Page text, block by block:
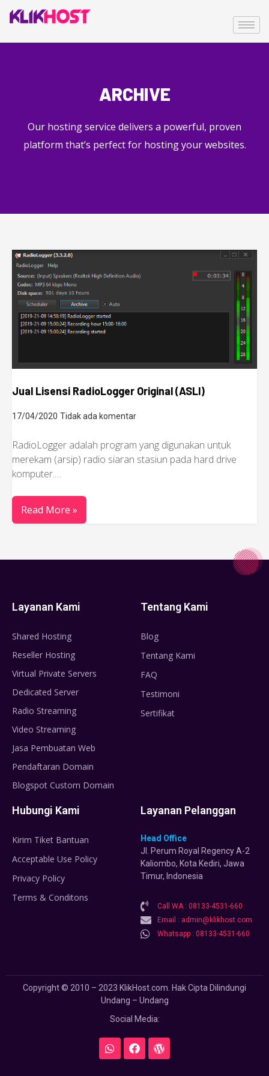
ARCHIVE
Our hosting service delivers a powerful, proven
platform that’s perfect for hosting your websites.
Jual Lisensi RadioLogger Original (ASLI)
17/04/2020 Tidak ada komentar
RadioLogger adalah program yang digunakan untuk
merekam (arsip) radio siaran stasiun pada hard drive
komputer.…
Read More »
Layanan Kami
Shared Hosting
Reseller Hosting
Virtual Private Servers
Dedicated Server
Radio Streaming
Video Streaming
Jasa Pembuatan Web
Pendaftaran Domain
Blogspot Custom Domain
Tentang Kami
Blog
Tentang Kami
FAQ
Testimoni
Sertifikat
Hubungi Kami
Kirim Tiket Bantuan
Acceptable Use Policy
Privacy Policy
Terms & Conditons
Layanan Pelanggan
Head Office
Jl. Perum Royal Regency A-2
Kaliombo, Kota Kediri, Jawa
Timur, Indonesia
Call WA : 08133-4531-660
Email : admin@klikhost.com
Whatsapp : 08133-4531-660
Copyright © 2010 – 2023 KlikHost.com. Hak Cipta Dilindungi
Undang – Undang
Social Media: